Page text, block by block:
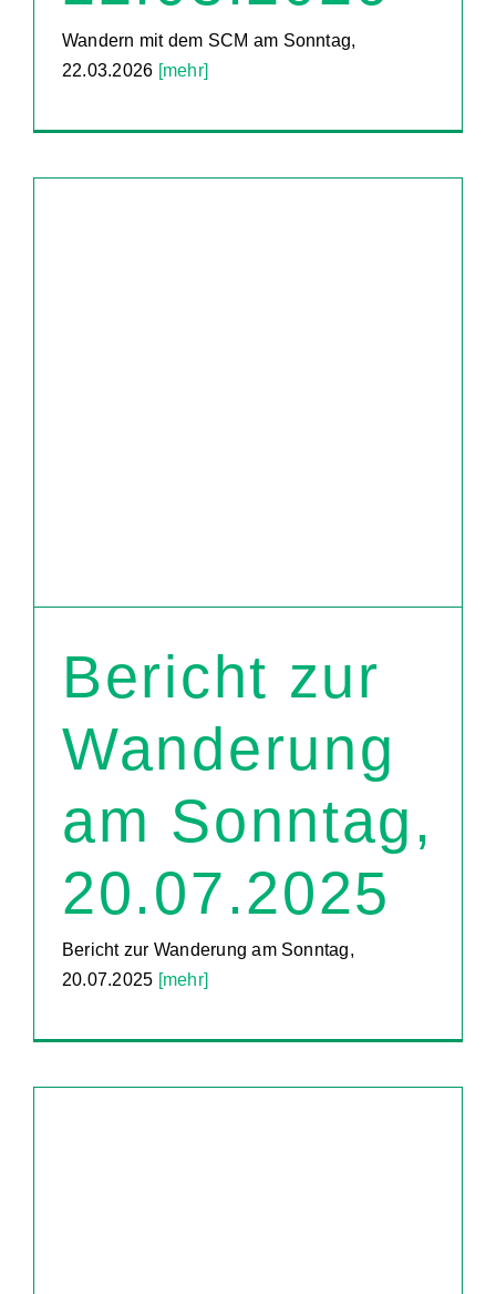
Wandern mit dem SCM am Sonntag,
22.03.2026 [mehr]
Bericht zur
Wanderung
am Sonntag,
20.07.2025
Bericht zur Wanderung am Sonntag,
20.07.2025 [mehr]